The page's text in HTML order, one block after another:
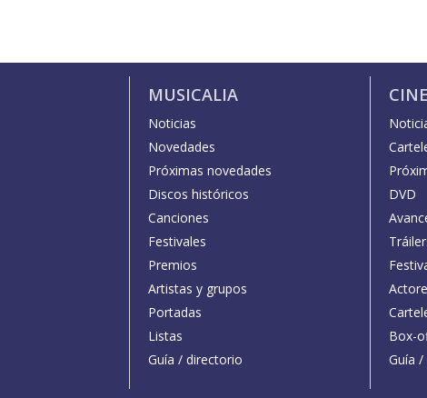
MUSICALIA
Noticias
Novedades
Próximas novedades
Discos históricos
Canciones
Festivales
Premios
Artistas y grupos
Portadas
Listas
Guía / directorio
DVD
Box-
Guía